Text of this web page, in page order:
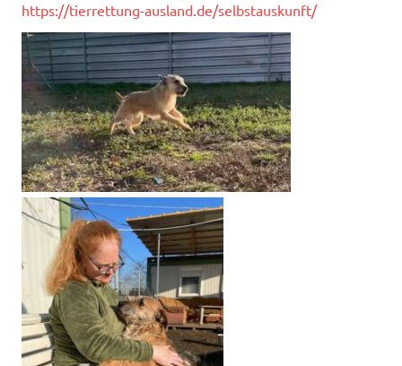
https://tierrettung-ausland.de/selbstauskunft/